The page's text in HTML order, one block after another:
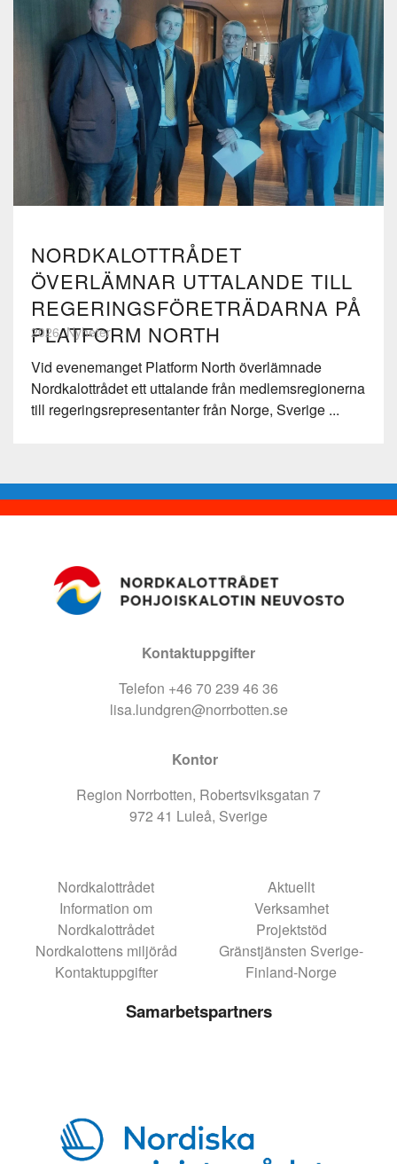
NORDKALOTTRÅDET
ÖVERLÄMNAR UTTALANDE TILL
REGERINGSFÖRETRÄDARNA PÅ
PLATFORM NORTH
2026, Nyheter
Vid evenemanget Platform North överlämnade
Nordkalottrådet ett uttalande från medlemsregionerna
till regeringsrepresentanter från Norge, Sverige ...
Kontaktuppgifter
Telefon +46 70 239 46 36
lisa.lundgren@norrbotten.se
Kontor
Region Norrbotten, Robertsviksgatan 7
972 41 Luleå, Sverige
Nordkalottrådet
Aktuellt
Information om
Nordkalottrådet
Verksamhet
Projektstöd
Gränstjänsten Sverige-
Finland-Norge
Nordkalottens miljöråd
Kontaktuppgifter
Samarbetspartners